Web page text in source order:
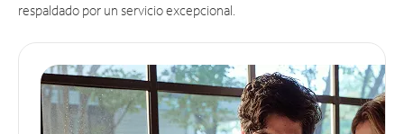
respaldado por un servicio excepcional.